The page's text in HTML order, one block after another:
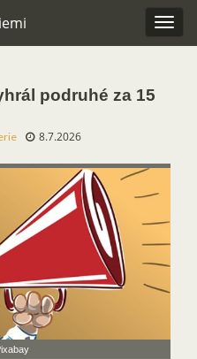
podruhé za 15
8.7.2026